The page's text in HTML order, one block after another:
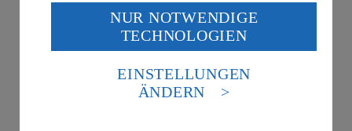
Wenn du auf „Aktivieren“ klickst, willigst du im Sinne
des Art. 49 Abs. 1 Satz 1 lit. a) DSGVO ein, dass deine
Daten in den USA verarbeitet werden. Der EuGH sieht
die USA als Land mit einem nach europäischen
Standards nicht angemessenen Datenschutzniveau an.
Es besteht das Risiko eines Zugriffs durch US-
NUR NOTWENDIGE
TECHNOLOGIEN
EINSTELLUNGEN
ÄNDERN